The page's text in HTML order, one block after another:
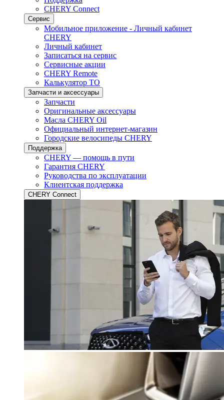
CHERY Connect
Сервис
Мобильное приложение - Личный кабинет
CHERY
Личный кабинет
Записаться на сервис
Сервисные акции
CHERY Remote
Калькулятор ТО
Запчасти и аксессуары
Запчасти
Оригинальные аксессуары
Масла CHERY Oil
Официальный интернет-магазин
Городские велосипеды CHERY
Поддержка
CHERY — помощь в пути
Гарантия CHERY
Руководства по эксплуатации
Клиентская поддержка
CHERY Connect